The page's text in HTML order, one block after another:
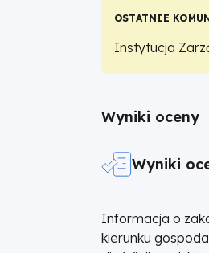
gospodarki
Fundusze
Europejskie
OSTATNIE
Instytucja
tytułu
uchylająca
podejmować
postanowień
Wyniki oceny
Wyniki
Informacja o
kierunku